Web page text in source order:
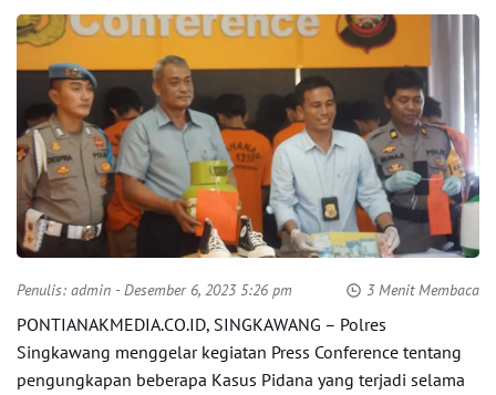
Penulis: admin - Desember 6, 2023 5:26 pm 3 Menit Membaca
PONTIANAKMEDIA.CO.ID, SINGKAWANG – Polres
Singkawang menggelar kegiatan Press Conference tentang
pengungkapan beberapa Kasus Pidana yang terjadi selama